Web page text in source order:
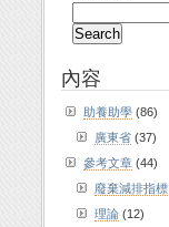
內容
助養助學 (86)
廣東省 (37)
參考文章 (44)
廢棄減排指標
理論 (12)